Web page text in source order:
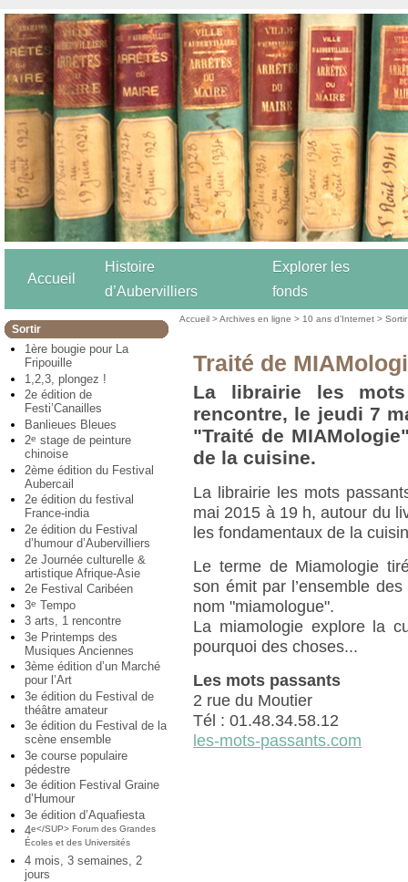
Accueil
Histoire
d’Aubervilliers
Explorer les
fonds
Sortir
1ère bougie pour La
Fripouille
1,2,3, plongez !
2e édition de
Festi’Canailles
Banlieues Bleues
2e stage de peinture
chinoise
2ème édition du Festival
Aubercail
2e édition du festival
France-india
2e édition du Festival
d’humour d’Aubervilliers
2e Journée culturelle &
artistique Afrique-Asie
2e Festival Caribéen
3e Tempo
3 arts, 1 rencontre
3e Printemps des
Musiques Anciennes
3ème édition d’un Marché
pour l’Art
3e édition du Festival de
théâtre amateur
3e édition du Festival de la
scène ensemble
3e course populaire
pédestre
3e édition Festival Graine
d’Humour
3e édition d’Aquafiesta
4e</SUP> Forum des Grandes
Écoles et des Universités
4 mois, 3 semaines, 2
jours
Accueil >Archives en ligne > 10 ans d’Internet >Sortir
Traité de
La librairie les
rencontre, le jeudi 7
"Traité de
de la cuisine.
La librairie les mots
mai 2015 à 19 h, autour du
les fondamentaux de la
Le terme de Miamologie
son émit par l’ensemble
nom "miamologue".
La miamologie explore la
pourquoi des choses...
Les mots passants
2 rue du Moutier
Tél : 01.48.34.58.12
les-mots-passants.com